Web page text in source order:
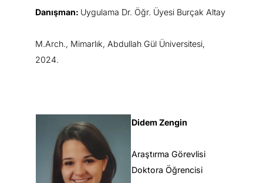
Danışman: Uygulama Dr. Öğr. Üyesi Burçak Altay
M.Arch., Mimarlık, Abdullah Gül Üniversitesi,
2024.
Didem Zengin
Araştırma Görevlisi
Doktora Öğrencisi